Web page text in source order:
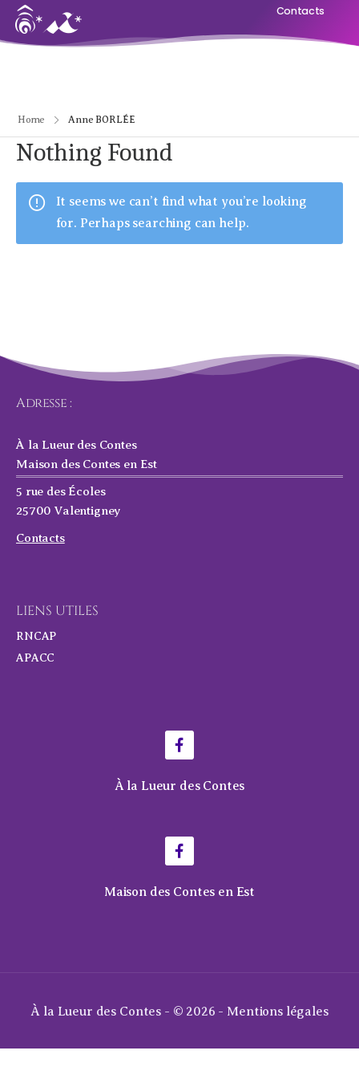
Contacts
Home Anne BORLÉE
Nothing Found
It seems we can’t find what you’re looking
for. Perhaps searching can help.
Adresse :
À la Lueur des Contes
Maison des Contes en Est
5 rue des Écoles
25700 Valentigney
Contacts
LIENS UTILES
RNCAP
APACC
À la Lueur des Contes
Maison des Contes en Est
À la Lueur des Contes - © 2026 - Mentions légales